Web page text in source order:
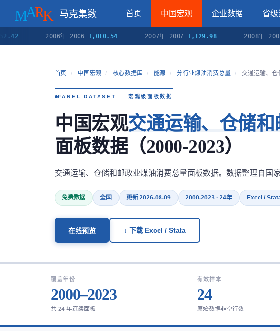
马克集数 首页 中国宏观 企业数据 省级
2006年 2006 1,010.54 2007年 2007 1,129.98 2008年 2008
首页 / 中国宏观 / 核心数据库 / 能源 / 分行业煤油消费总量 / 交通运输、仓
PANEL DATASET — 宏观级面板数据
中国宏观交通运输、仓储
面板数据（2000-2023）
交通运输、仓储和邮政业煤油消费总量面板数据。数据整理自国家
免费数据 全国 更新 2026-08-09 2000-2023 · 24年 Excel /
在线预览 ↓ 下载 Excel / Stata
覆盖年份
2000–2023
共 24 年连续面板
有效样本
24
原始数据非空行数